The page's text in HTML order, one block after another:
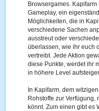
Browsergames.
Gameplay, ein
Möglichkeiten, die in
verschiedene Sachen
ausstreut oder
überlassen, wie ihr euch
vertreibt. Jede Aktion
diese Punkte, werdet ihr
in höhere Level
In Kapifarm, dem
Rohstoffe zur
könnt. Zum einen gibt es